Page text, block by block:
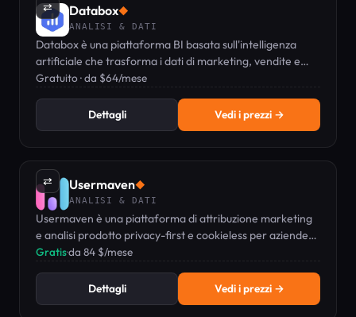
⇄ Databox◆
ANALISI & DATI
Databox è una piattaforma BI basata sull'intelligenza
artificiale che trasforma i dati di marketing, vendite e
assistenza in dashboard e report istantanei.
Gratuito · da $64/mese
Dettagli Vedi i prezzi →
⇄ Usermaven◆
ANALISI & DATI
Usermaven è una piattaforma di attribuzione marketing
e analisi prodotto privacy-first e cookieless per aziende
SaaS B2B e agenzie.
Gratis·da 84 $/mese
Dettagli Vedi i prezzi →